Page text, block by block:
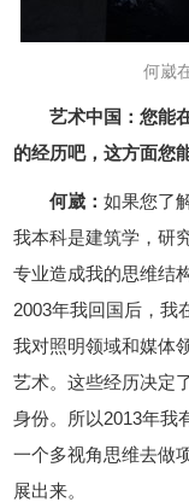
何崴
艺术中国：您能
的经历吧，这方面您
何崴：如果您了
我本科是建筑学，研
专业造成我的思维结
2003年我回国后，我
我对照明领域和媒体
艺术。这些经历决定
身份。所以2013年我
一个多视角思维去做
展出来。